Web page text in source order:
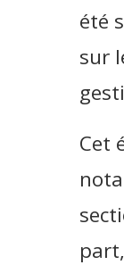
été
sur
Cet